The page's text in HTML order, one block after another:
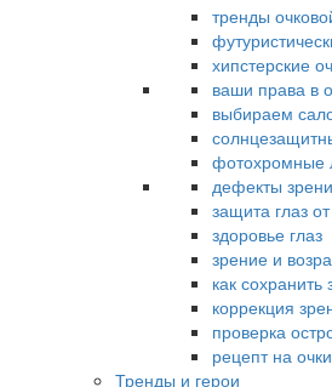
тренды
хипстерские
ваши права в
выбираем
фотохромные
дефекты
защита глаз
здоровье глаз
зрение и
как сохранить
коррекция
проверка
рецепт на очки
Тренды и герои